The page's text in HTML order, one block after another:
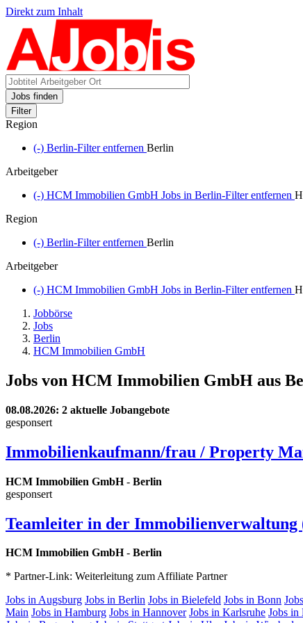
Direkt zum Inhalt
Jobs finden
Filter
Region
(-) Berlin-Filter entfernen Berlin
Arbeitgeber
(-) HCM Immobilien GmbH Jobs in Berlin-Filter entfernen
Region
(-) Berlin-Filter entfernen Berlin
Arbeitgeber
(-) HCM Immobilien GmbH Jobs in Berlin-Filter entfernen
Jobbörse
Jobs
Berlin
HCM Immobilien GmbH
Jobs von HCM Immobilien GmbH aus
08.08.2026: 2 aktuelle Jobangebote
gesponsert
Immobilienkaufmann/frau / Property
HCM Immobilien GmbH- Berlin
gesponsert
Teamleiter in der Immobilienverwaltung
HCM Immobilien GmbH- Berlin
* Partner-Link: Weiterleitung zum Affiliate Partner
Jobs in Augsburg Jobs in Berlin Jobs in Bielefeld Jobs in Bonn
Main Jobs in Hamburg Jobs in Hannover Jobs in Karlsruhe Jobs in